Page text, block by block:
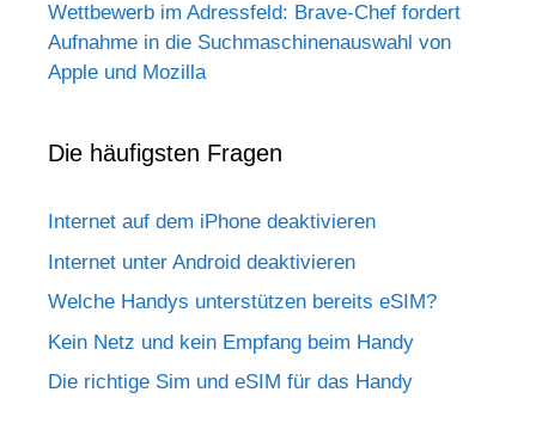
Wettbewerb im Adressfeld: Brave-Chef fordert
Aufnahme in die Suchmaschinenauswahl von
Apple und Mozilla
Die häufigsten Fragen
Internet auf dem iPhone deaktivieren
Internet unter Android deaktivieren
Welche Handys unterstützen bereits eSIM?
Kein Netz und kein Empfang beim Handy
Die richtige Sim und eSIM für das Handy